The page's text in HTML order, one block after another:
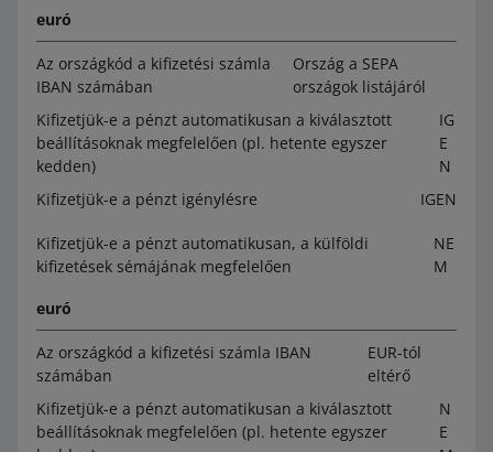
euró
Az országkód a kifizetési számla
IBAN számában
Ország a SEPA
országok listájáról
Kifizetjük-e a pénzt automatikusan a kiválasztott
beállításoknak megfelelően (pl. hetente egyszer
kedden)
IG
E
N
Kifizetjük-e a pénzt igénylésre
IGEN
Kifizetjük-e a pénzt automatikusan, a külföldi
kifizetések sémájának megfelelően
NE
M
euró
Az országkód a kifizetési számla IBAN
számában
EUR-tól
eltérő
Kifizetjük-e a pénzt automatikusan a kiválasztott
beállításoknak megfelelően (pl. hetente egyszer
N
E